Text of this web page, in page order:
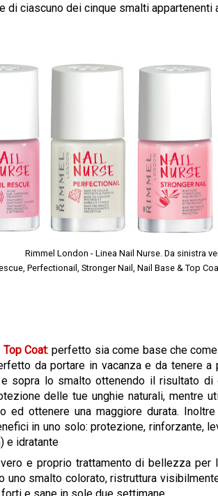
di ciascuno dei cinque smalti appartenenti
Rimmel London - Linea Nail Nurse. Da sinistra
Perfectionail, Stronger Nail, Nail Base & Top
Coat: perfetto sia come base che
da portare in vacanza e da tenere
sopra lo smalto ottenendo il risultato
delle tue unghie naturali, mentre
ed ottenere una maggiore durata.
in uno solo: protezione, rinforzante,
e idratante
e proprio trattamento di bellezza
uno smalto colorato, ristruttura